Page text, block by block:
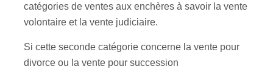
catégories de ventes aux enchères à savoir la vente
volontaire et la vente judiciaire.
Si cette seconde catégorie concerne la vente pour
divorce ou la vente pour succession